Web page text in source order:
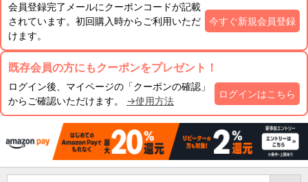
会員登録完了メールにクーポンコードが記載
されています。初回購入時からご利用いただ
けます。
今すぐ新規会員登録
既存会員の方にもクーポンをプレゼント！
ログイン後、マイページの「クーポンの確認」
からご確認いただけます。 →使用方法
ログインはこちら